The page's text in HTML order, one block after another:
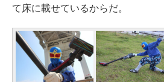
て床に載せているからだ。